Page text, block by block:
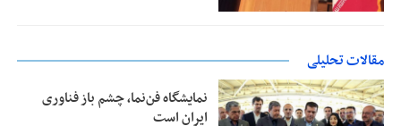
مقالات تحلیلی
نمایشگاه فن‌نما، چشم باز فناوری
ایران است